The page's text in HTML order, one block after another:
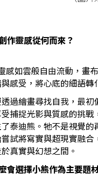
作靈感從何而來？
感如雲般自由流動，畫
感受，將心底的細語轉
過繪畫尋找自我，最
捕捉光影與質感的挑
泰迪熊。牠不是視覺
試將寫實與超現實融
真實與幻想之間。
會選擇小熊作為主要題